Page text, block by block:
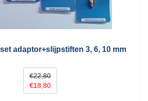
adaptor+slijpstiften 3, 6, 10 mm
€22,80
€18,80